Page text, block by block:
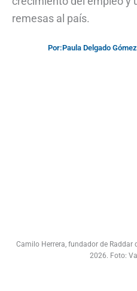
remesas al país.
Por:Paula Delgado Gómez
Camilo Herrera, fundador de
2026. Foto: